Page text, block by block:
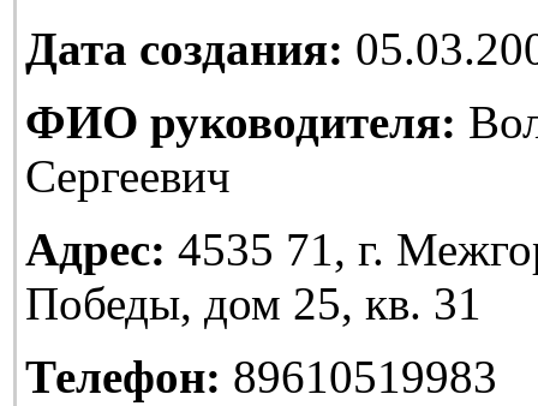
Дата создания:
ФИО руководителя:
Сергеевич
Адрес: 4535 71, г.
Победы, дом 25, кв. 31
Телефон: 89610519983